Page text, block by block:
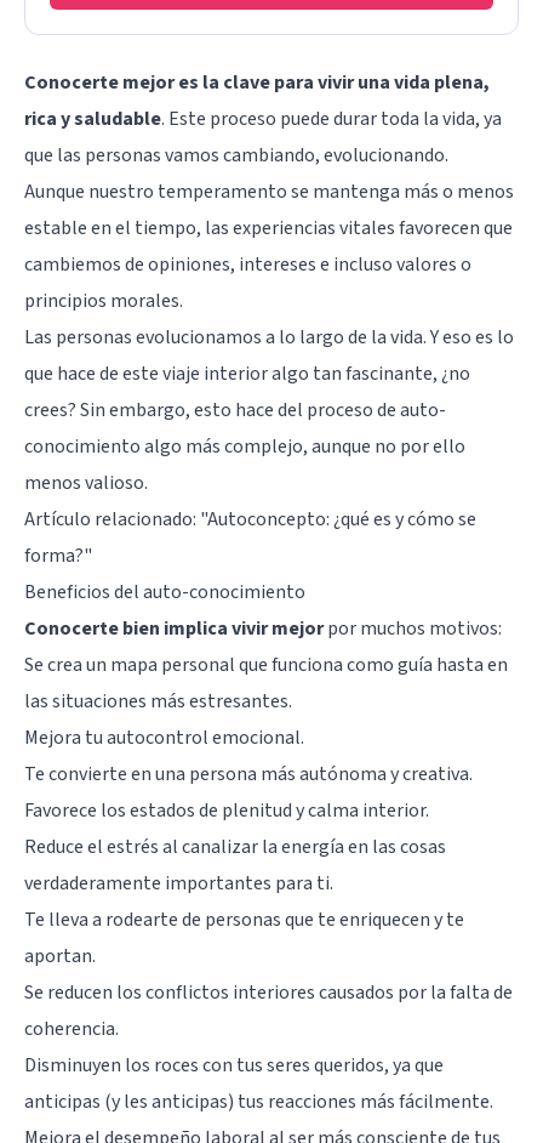
Conocerte mejor es la clave para vivir una vida plena,
rica y saludable. Este proceso puede durar toda la vida, ya
que las personas vamos cambiando, evolucionando.
Aunque nuestro temperamento se mantenga más o menos
estable en el tiempo, las experiencias vitales favorecen que
cambiemos de opiniones, intereses e incluso valores o
principios morales.
Las personas evolucionamos a lo largo de la vida. Y eso es lo
que hace de este viaje interior algo tan fascinante, ¿no
crees? Sin embargo, esto hace del proceso de auto-
conocimiento algo más complejo, aunque no por ello
menos valioso.
Artículo relacionado: "Autoconcepto: ¿qué es y cómo se
forma?"
Beneficios del auto-conocimiento
Conocerte bien implica vivir mejorpor muchos motivos:
Se crea un mapa personal que funciona como guía hasta en
las situaciones más estresantes.
Mejora tu autocontrol emocional.
Te convierte en una persona más autónoma y creativa.
Favorece los estados de plenitud y calma interior.
Reduce el estrés al canalizar la energía en las cosas
verdaderamente importantes para ti.
Te lleva a rodearte de personas que te enriquecen y te
aportan.
Se reducen los conflictos interiores causados por la falta de
coherencia.
Disminuyen los roces con tus seres queridos, ya que
anticipas (y les anticipas) tus reacciones más fácilmente.